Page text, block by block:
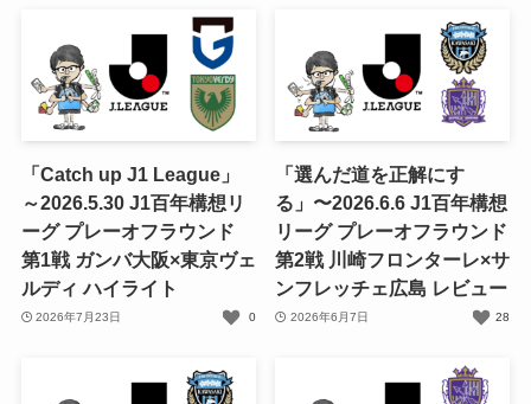
「Catch up J1 League」
～2026.5.30 J1百年構想リ
ーグ プレーオフラウンド
第1戦 ガンバ大阪×東京ヴェ
ルディ ハイライト
2026年7月23日 0
「選んだ道を正解にす
る」〜2026.6.6 J1百年構想
リーグ プレーオフラウンド
第2戦 川崎フロンターレ×サ
ンフレッチェ広島 レビュー
2026年6月7日 28